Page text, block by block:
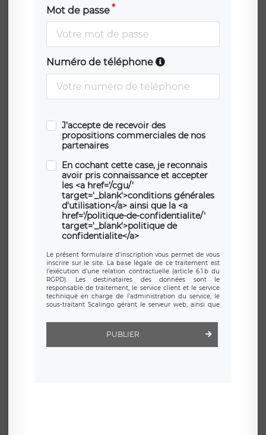
Mot de passe
Numéro de téléphone
J'accepte de recevoir des
propositions commerciales de nos
partenaires
En cochant cette case, je reconnais
avoir pris connaissance et accepter
les <a href='/cgu/'
target='_blank'>conditions générales
d'utilisation</a> ainsi que la <a
href='/politique-de-confidentialite/'
target='_blank'>politique de
confidentialite</a>
Le présent formulaire d’inscription vous permet de vous
inscrire sur le site. La base légale de ce traitement est
l’exécution d’une relation contractuelle (article 6.1.b du
RGPD). Les destinataires des données sont le
responsable de traitement, le service client et le service
technique en charge de l’administration du service, le
sous-traitant Scalingo gérant le serveur web, ainsi que
toute personne légalement autorisée. Le formulaire
d’inscription est hébergé sur un serveur hébergé par
clauses de
protection conformes au RGPD
. Les données collectées
sont conservées jusqu’à ce que l’Internaute en sollicite la
PUBLIER